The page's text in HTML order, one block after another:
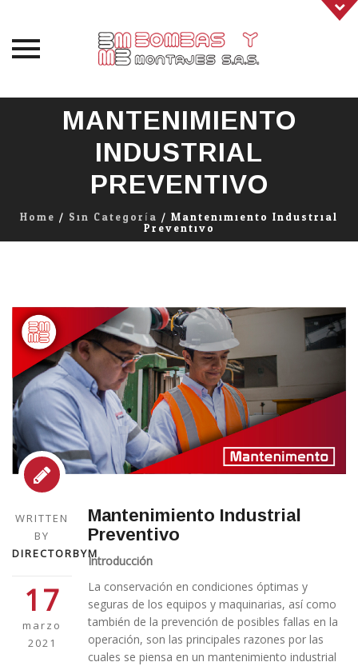
MANTENIMIENTO
INDUSTRIAL
PREVENTIVO
Home / Sin Categoría / Mantenimiento Industrial
Preventivo
WRITTEN
BY
DIRECTORBYM
17
marzo
2021
Mantenimiento Industrial
Preventivo
Introducción
La conservación en condiciones óptimas y
seguras de los equipos y maquinarias, así como
también de la prevención de posibles fallas en la
operación, son las principales razones por las
cuales se piensa en un mantenimiento industrial